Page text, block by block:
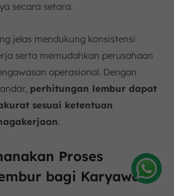
secara setara.
jelas mendukung konsistensi
serta memudahkan perusahaan
operasional. Dengan
perhitungan lembur dapat
sesuai ketentuan
.
Proses
bagi Karyawan